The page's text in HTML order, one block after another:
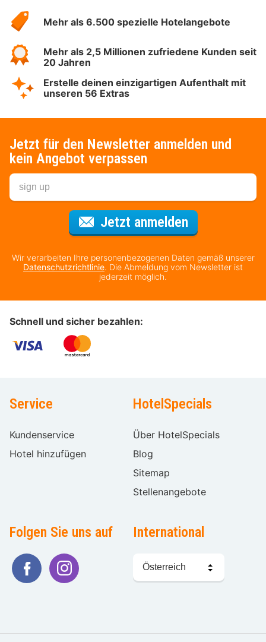
Hotelspecials
Mehr als 6.500 spezielle Hotelangebote
Mehr als 2,5 Millionen zufriedene Kunden seit
20 Jahren
Erstelle deinen einzigartigen Aufenthalt mit
unseren 56 Extras
Jetzt für den Newsletter anmelden und
kein Angebot verpassen
Jetzt anmeldenFür den
Wir verarbeiten Ihre personenbezogenen Daten gemäß unserer
Datenschutzrichtlinie. Die Abmeldung vom Newsletter ist
jederzeit möglich.
Schnell und sicher bezahlen:
Service
Kundenservice
Hotel hinzufügen
HotelSpecials
Über HotelSpecials
Blog
Sitemap
Stellenangebote
Folgen Sie uns auf International
Sprache
wählen